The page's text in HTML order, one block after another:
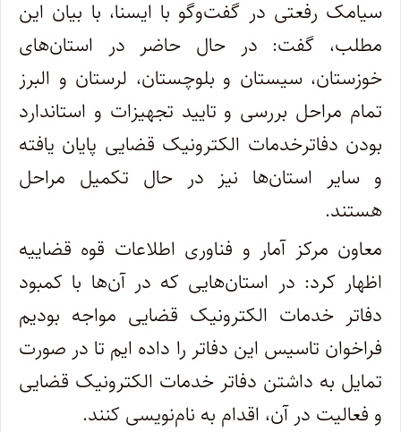
سیامک رفعتی در گفت‌وگو با ایسنا، با بیان این
مطلب، گفت: در حال حاضر در استان‌های
خوزستان، سیستان و بلوچستان، لرستان و البرز
تمام مراحل بررسی و تایید تجهیزات و استاندارد
بودن دفاترخدمات الکترونیک قضایی پایان یافته
و سایر استان‌ها نیز در حال تکمیل مراحل
هستند.
معاون مرکز آمار و فناوری اطلاعات قوه قضاییه
اظهار کرد: در استان‌هایی که در آن‌ها با کمبود
دفاتر خدمات الکترونیک قضایی مواجه بودیم
فراخوان تاسیس این دفاتر را داده ایم تا در صورت
تمایل به داشتن دفاتر خدمات الکترونیک قضایی
و فعالیت‌ در آن، اقدام به نام‌نویسی کنند.